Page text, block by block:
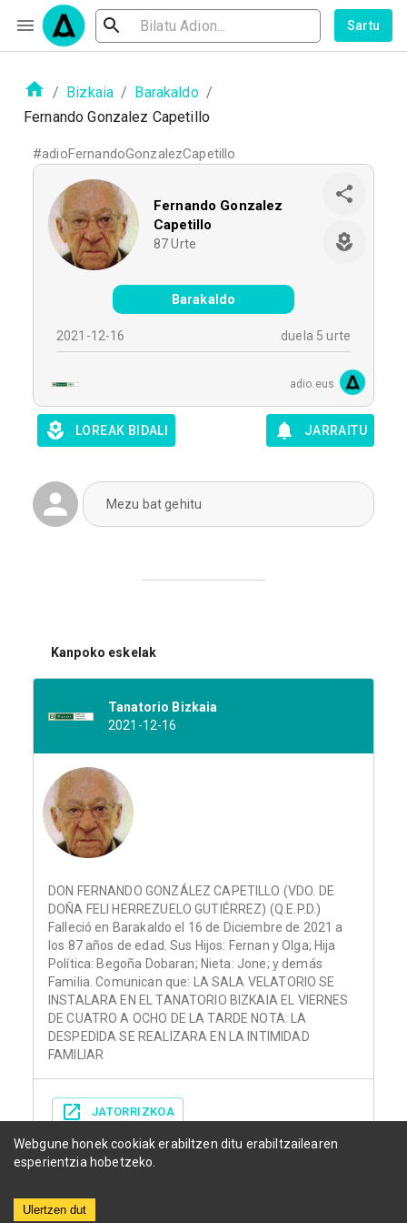
Sartu
Herriak
/ Bizkaia / Barakaldo /
Fernando Gonzalez Capetillo
#adioFernandoGonzalezCapetillo
Fernando Gonzalez
Capetillo
87 Urte
Barakaldo
2021-12-16 duela 5 urte
adio.eus
LOREAK BIDALI JARRAITU
Mezu bat gehitu
Kanpoko eskelak
Tanatorio Bizkaia
2021-12-16
DON FERNANDO GONZÁLEZ CAPETILLO (VDO. DE
DOÑA FELI HERREZUELO GUTIÉRREZ) (Q.E.P.D.)
Falleció en Barakaldo el 16 de Diciembre de 2021 a
los 87 años de edad. Sus Hijos: Fernan y Olga; Hija
Política: Begoña Dobaran; Nieta: Jone; y demás
Familia. Comunican que: LA SALA VELATORIO SE
INSTALARA EN EL TANATORIO BIZKAIA EL VIERNES
DE CUATRO A OCHO DE LA TARDE NOTA: LA
DESPEDIDA SE REALIZARA EN LA INTIMIDAD
FAMILIAR
JATORRIZKOA
Webgune honek cookiak erabiltzen ditu erabiltzailearen
esperientzia hobetzeko.
Ulertzen dut